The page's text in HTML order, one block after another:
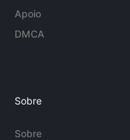
Apoio
DMCA
Sobre
Sobre